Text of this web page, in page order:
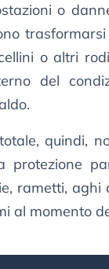
o
o altri
del
quindi,
protezione
rametti, aghi
al momento